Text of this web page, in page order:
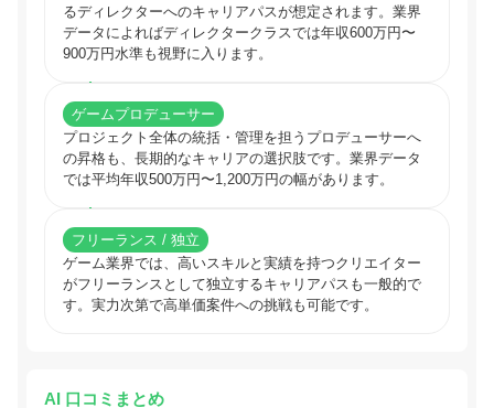
るディレクターへのキャリアパスが想定されます。業界
データによればディレクタークラスでは年収600万円〜
900万円水準も視野に入ります。
ゲームプロデューサー
プロジェクト全体の統括・管理を担うプロデューサーへ
の昇格も、長期的なキャリアの選択肢です。業界データ
では平均年収500万円〜1,200万円の幅があります。
フリーランス / 独立
ゲーム業界では、高いスキルと実績を持つクリエイター
がフリーランスとして独立するキャリアパスも一般的で
す。実力次第で高単価案件への挑戦も可能です。
AI 口コミまとめ